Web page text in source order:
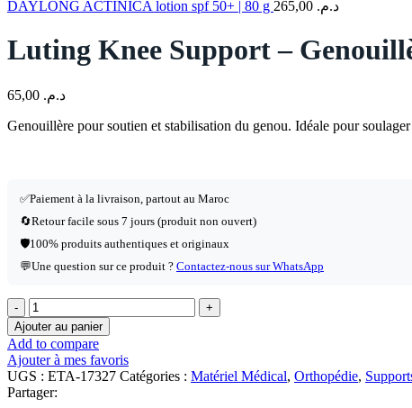
DAYLONG ACTINICA lotion spf 50+ | 80 g د.م.
Luting Knee Support –
د.م.
Genouillère pour soutien et stabilisation du genou. Idéale pour
✅Paiement à la livraison, partout au Maroc
🔄Retour facile sous 7 jours (produit non ouvert)
🛡️100% produits authentiques et originaux
💬Une question sur ce produit ? Contactez-nous sur WhatsApp
Ajouter au panier
Add to compare
Ajouter à mes favoris
UGS : ETA-17327 Catégories : Matériel Médical, Orthopédie,
Partager: